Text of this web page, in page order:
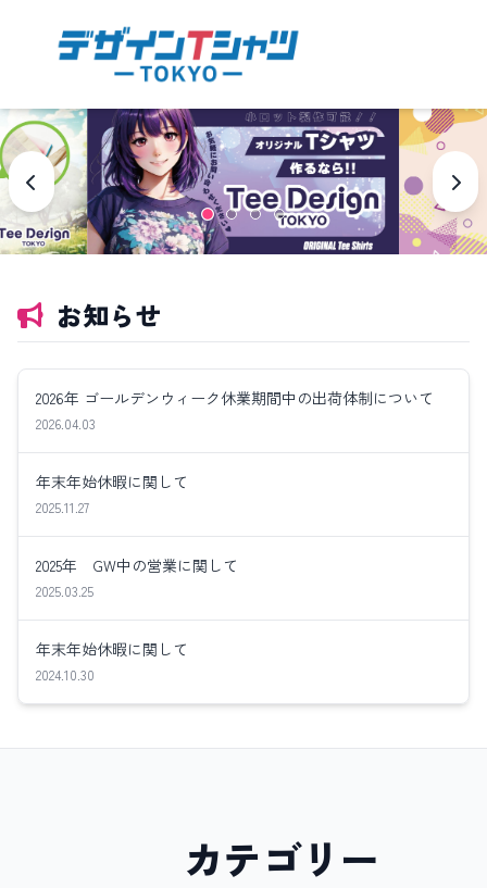
お知らせ
2026年 ゴールデンウィーク休業期間中の出荷体制について
2026.04.03
年末年始休暇に関して
2025.11.27
2025年 GW中の営業に関して
2025.03.25
年末年始休暇に関して
2024.10.30
カテゴリー